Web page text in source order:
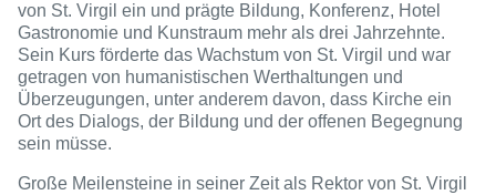
von St. Virgil ein und prägte Bildung, Konferenz, Hotel
Gastronomie und Kunstraum mehr als drei Jahrzehnte.
Sein Kurs förderte das Wachstum von St. Virgil und war
getragen von humanistischen Werthaltungen und
Überzeugungen, unter anderem davon, dass Kirche ein
Ort des Dialogs, der Bildung und der offenen Begegnung
sein müsse.
Große Meilensteine in seiner Zeit als Rektor von St. Virgil